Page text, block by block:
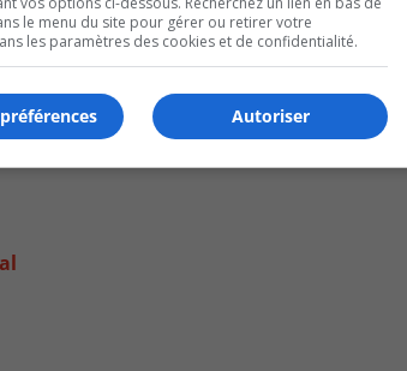
le menu du site pour gérer ou retirer votre
les paramètres des cookies et de confidentialité.
Autoriser